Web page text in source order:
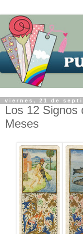
viernes, 21 de
Los 12 Signos
Meses